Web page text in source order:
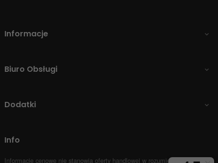
Informacje 
Biuro Obsługi 
Dodatki 
Info
Informacje cenowe nie stanowią oferty handlowej w rozumieniu Art.66 par.1